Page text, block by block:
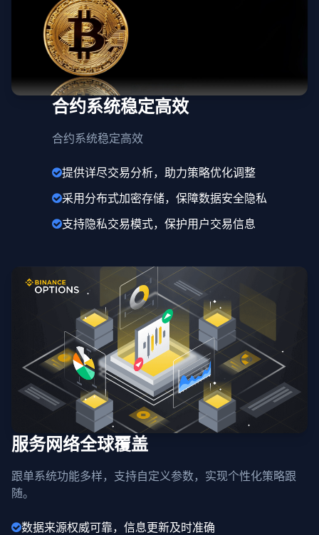
合约系统稳定高效
合约系统稳定高效
提供详尽交易分析，助力策略优化调整
采用分布式加密存储，保障数据安全隐私
支持隐私交易模式，保护用户交易信息
服务网络全球覆盖
跟单系统功能多样，支持自定义参数，实现个性化策略跟
随。
数据来源权威可靠，信息更新及时准确